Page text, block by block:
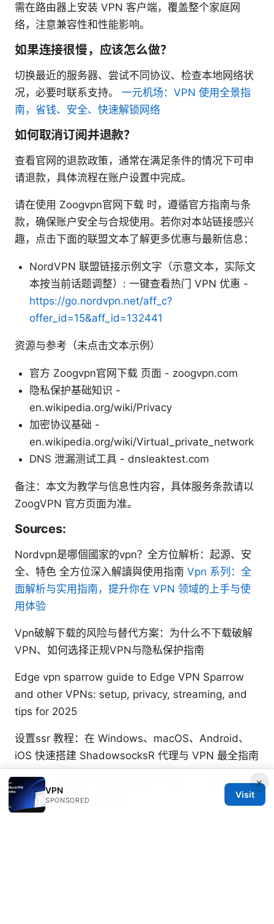
需在路由器上安装 VPN 客户端，覆盖整个家庭网
络，注意兼容性和性能影响。
如果连接很慢，应该怎么做？
切换最近的服务器、尝试不同协议、检查本地网络状
况，必要时联系支持。 一元机场：VPN 使用全景指
南，省钱、安全、快速解锁网络
如何取消订阅并退款？
查看官网的退款政策，通常在满足条件的情况下可申
请退款，具体流程在账户设置中完成。
请在使用 Zoogvpn官网下载 时，遵循官方指南与条
款，确保账户安全与合规使用。若你对本站链接感兴
趣，点击下面的联盟文本了解更多优惠与最新信息：
NordVPN 联盟链接示例文字（示意文本，实际文
本按当前话题调整）: 一键查看热门 VPN 优惠 -
https://go.nordvpn.net/aff_c?
offer_id=15&aff_id=132441
资源与参考（未点击文本示例）
官方 Zoogvpn官网下载 页面 - zoogvpn.com
隐私保护基础知识 -
en.wikipedia.org/wiki/Privacy
加密协议基础 -
en.wikipedia.org/wiki/Virtual_private_network
DNS 泄漏测试工具 - dnsleaktest.com
备注：本文为教学与信息性内容，具体服务条款请以
ZoogVPN 官方页面为准。
Sources:
Nordvpn是哪個國家的vpn？全方位解析：起源、安
全、特色 全方位深入解讀與使用指南 Ⅴpn 系列：全
面解析与实用指南，提升你在 VPN 领域的上手与使
用体验
Vpn破解下载的风险与替代方案：为什么不下载破解
VPN、如何选择正规VPN与隐私保护指南
Edge vpn sparrow guide to Edge VPN Sparrow
and other VPNs: setup, privacy, streaming, and
tips for 2025
设置ssr 教程：在 Windows、macOS、Android、
iOS 快速搭建 ShadowsocksR 代理与 VPN 最全指南
Vpn for Starlink and Quantum Fiber A Complete
Guide to Online Security
×
VPN
SPONSORED
Visit